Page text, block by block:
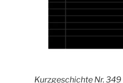
Kurzgeschichte Nr. 349